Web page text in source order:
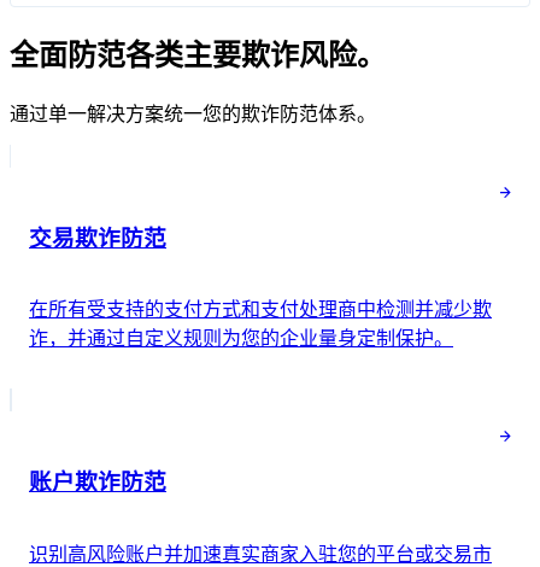
全面防范各类主要欺诈风险。
通过单一解决方案统一您的欺诈防范体系。
交易欺诈防范
在所有受支持的支付方式和支付处理商中检测并减少欺
诈，并通过自定义规则为您的企业量身定制保护。
持卡人信息
账户欺诈防范
识别高风险账户并加速真实商家入驻您的平台或交易市